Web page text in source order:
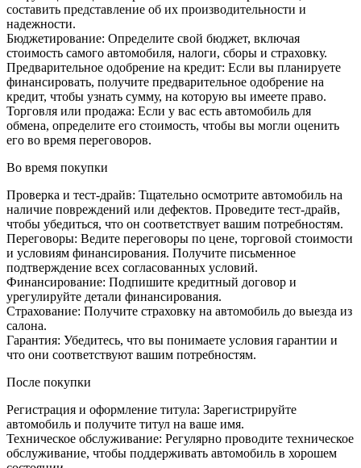
составить представление об их производительности и
надежности.
Бюджетирование: Определите свой бюджет, включая
стоимость самого автомобиля, налоги, сборы и страховку.
Предварительное одобрение на кредит: Если вы планируете
финансировать, получите предварительное одобрение на
кредит, чтобы узнать сумму, на которую вы имеете право.
Торговля или продажа: Если у вас есть автомобиль для
обмена, определите его стоимость, чтобы вы могли оценить
его во время переговоров.
Во время покупки
Проверка и тест-драйв: Тщательно осмотрите автомобиль на
наличие повреждений или дефектов. Проведите тест-драйв,
чтобы убедиться, что он соответствует вашим потребностям.
Переговоры: Ведите переговоры по цене, торговой стоимости
и условиям финансирования. Получите письменное
подтверждение всех согласованных условий.
Финансирование: Подпишите кредитный договор и
урегулируйте детали финансирования.
Страхование: Получите страховку на автомобиль до выезда из
салона.
Гарантия: Убедитесь, что вы понимаете условия гарантии и
что они соответствуют вашим потребностям.
После покупки
Регистрация и оформление титула: Зарегистрируйте
автомобиль и получите титул на ваше имя.
Техническое обслуживание: Регулярно проводите техническое
обслуживание, чтобы поддерживать автомобиль в хорошем